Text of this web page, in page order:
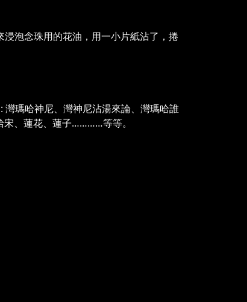
泡念珠用的花油，用一小片紙沾了，捲
瑪哈神尼、灣神尼沾湯來論、灣瑪哈誰
宋、蓮花、蓮子…………等等。